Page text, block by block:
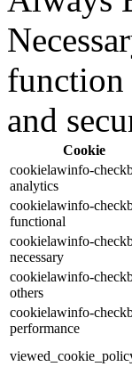
function
and
Cookie
cookielawinfo-
analytics
cookielawinfo-
functional
cookielawinfo-
necessary
cookielawinfo-
others
cookielawinfo-
performance